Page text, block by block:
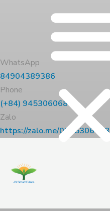
WhatsApp
84904389386
Phone
(+84) 945306068
Zalo
https://zalo.me/0945306068